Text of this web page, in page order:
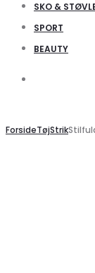
SKO &
SPORT
BEAUTY
ForsideTøjStrik